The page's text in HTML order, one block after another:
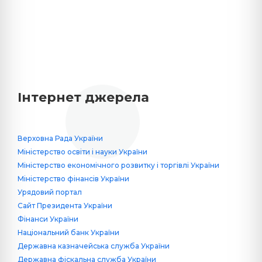
Інтернет джерела
Верховна Рада України
Міністерство освіти і науки України
Міністерство економічного розвитку і торгівлі України
Міністерство фінансів України
Урядовий портал
Сайт Президента України
Фінанси України
Національний банк України
Державна казначейська служба України
Державна фіскальна служба України